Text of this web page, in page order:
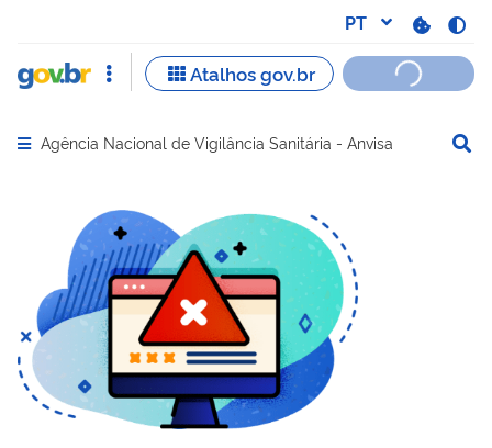
Abrir menu principal de navegação
Agência Nacional de Vigilância Sanitária - Anvisa